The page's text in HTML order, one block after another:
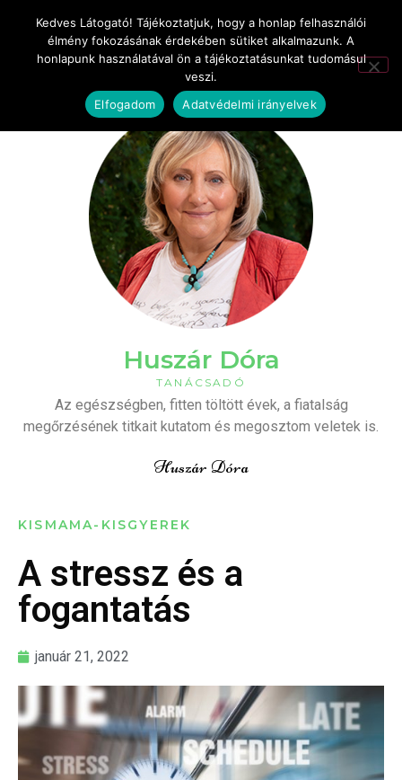
KISMAMA-KISGYEREK
A stressz és a
fogantatás
január 21, 2022
Huszár Dóra
TANÁCSADÓ
Az egészségben, fitten töltött évek, a fiatalság
megőrzésének titkait kutatom és megosztom veletek is.
Huszár Dóra
Kedves Látogató! Tájékoztatjuk, hogy a honlap felhasználói
élmény fokozásának érdekében sütiket alkalmazunk. A
honlapunk használatával ön a tájékoztatásunkat tudomásul
veszi.
Elfogadom
Adatvédelmi irányelvek